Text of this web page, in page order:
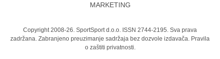
MARKETING
Copyright 2008-26. SportSport d.o.o. ISSN 2744-2195. Sva prava
zadržana. Zabranjeno preuzimanje sadržaja bez dozvole izdavača. Pravila
o zaštiti privatnosti.